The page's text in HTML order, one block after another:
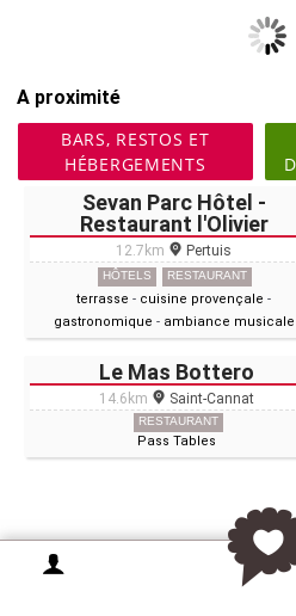
A proximité
BARS, RESTOS ET
HÉBERGEMENTS
Sevan Parc Hôtel -
Restaurant l'Olivier
12.7km Pertuis
HÔTELS RESTAURANT
terrasse - cuisine provençale -
gastronomique - ambiance musicale
Le Mas Bottero
14.6km Saint-Cannat
RESTAURANT
Pass Tables